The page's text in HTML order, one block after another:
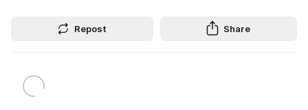
Repost Share